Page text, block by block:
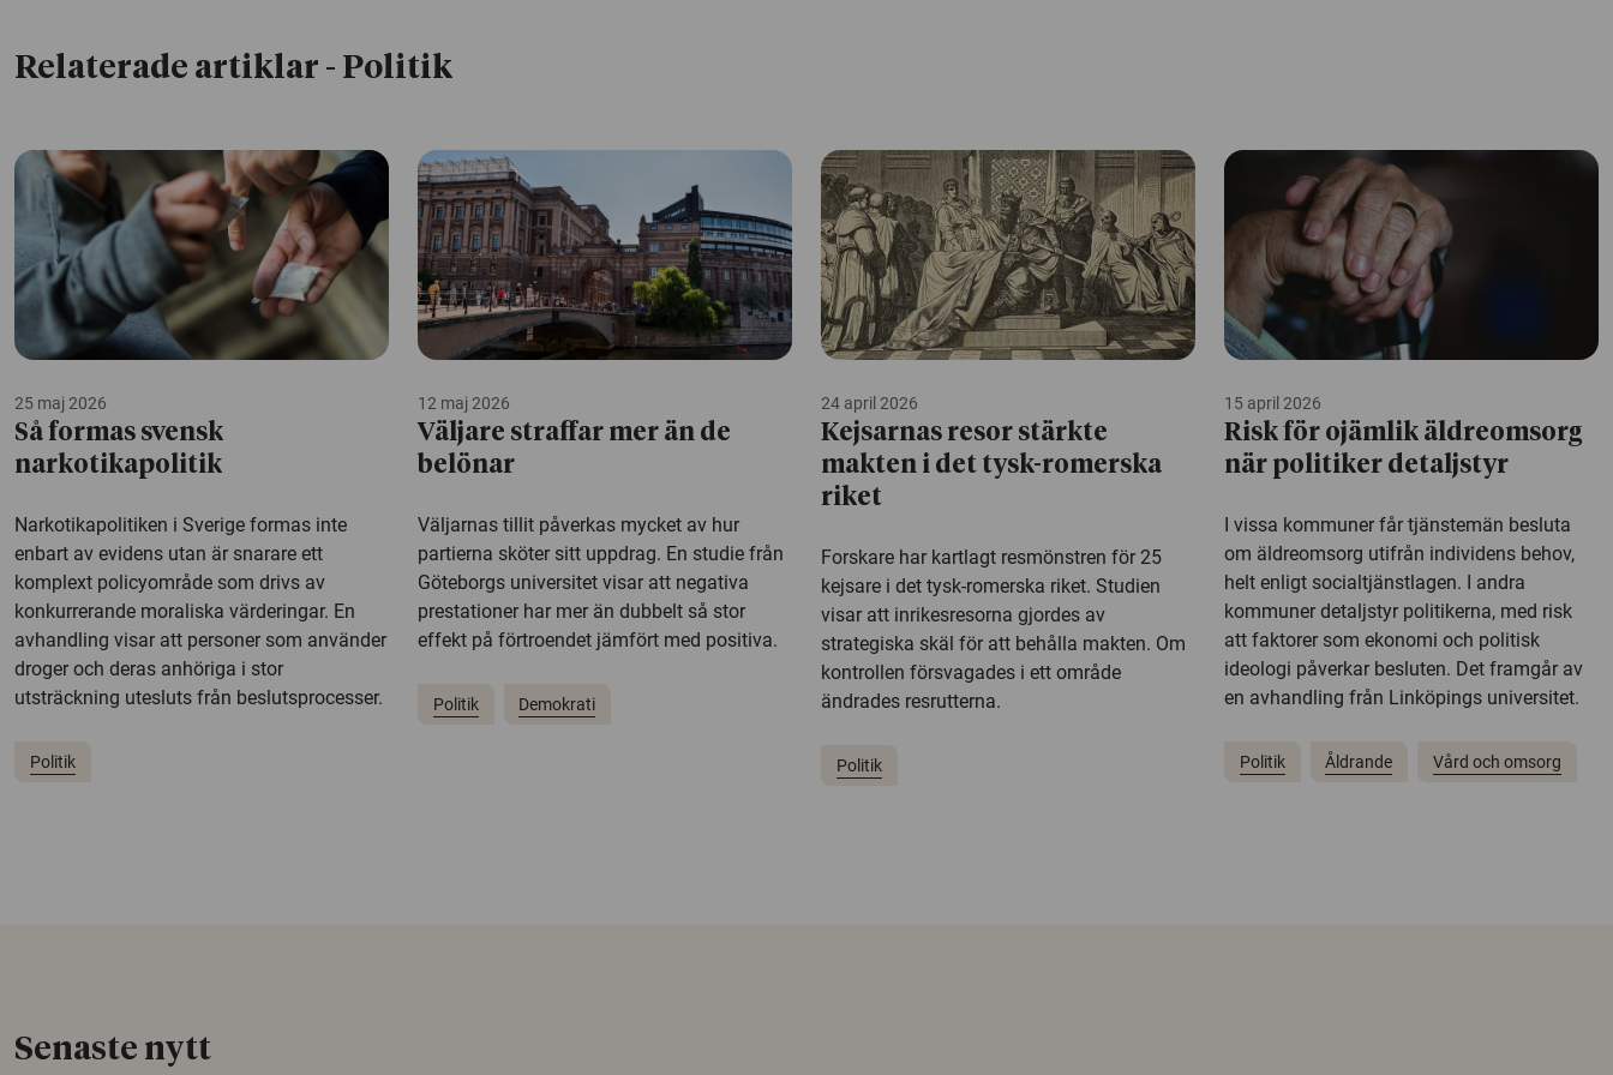
Relaterade artiklar - Politik
25 maj 2026
Så formas svensk
narkotikapolitik
Narkotikapolitiken i Sverige formas inte
enbart av evidens utan är snarare ett
komplext policyområde som drivs av
konkurrerande moraliska värderingar. En
avhandling visar att personer som använder
droger och deras anhöriga i stor
utsträckning utesluts från beslutsprocesser.
Politik
12 maj 2026
Väljare straffar mer än de
belönar
Väljarnas tillit påverkas mycket av hur
partierna sköter sitt uppdrag. En studie från
Göteborgs universitet visar att negativa
prestationer har mer än dubbelt så stor
effekt på förtroendet jämfört med positiva.
Politik Demokrati
24 april 2026
Kejsarnas resor stärkte
makten i det tysk-romerska
riket
Forskare har kartlagt resmönstren för 25
kejsare i det tysk-romerska riket. Studien
visar att inrikesresorna gjordes av
strategiska skäl för att behålla makten. Om
kontrollen försvagades i ett område
ändrades resrutterna.
Politik
15 april 2026
Risk för ojämlik äldreomsorg
när politiker detaljstyr
I vissa kommuner får tjänstemän besluta
om äldreomsorg utifrån individens behov,
helt enligt socialtjänstlagen. I andra
kommuner detaljstyr politikerna, med risk
att faktorer som ekonomi och politisk
ideologi påverkar besluten. Det framgår av
en avhandling från Linköpings universitet.
Politik Åldrande Vård och omsorg
Senaste nytt